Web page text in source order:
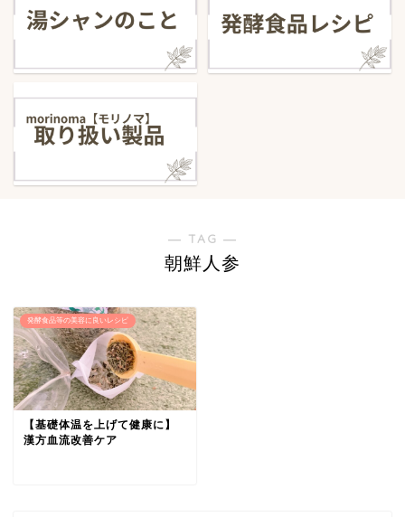
― TAG ―
朝鮮人参
発酵食品等の美容に良いレシピ
【基礎体温を上げて健康に】
漢方血流改善ケア